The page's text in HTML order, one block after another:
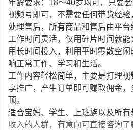
年龄要求：18～40岁均可，只要
视频号即可，不需要任何带货经验
处理售后，所有商品和售后由平台
工作时间灵活，仅用碎片时间就
用长时间投入，利用平时零散空
响正常工作、学习和生活。
工作内容轻松简单，主要是打理
享推广，产生订单即可赚取佣金
顶。
适合宝妈、学生、上班族以及所
收入的人群，有意向可直接咨询了